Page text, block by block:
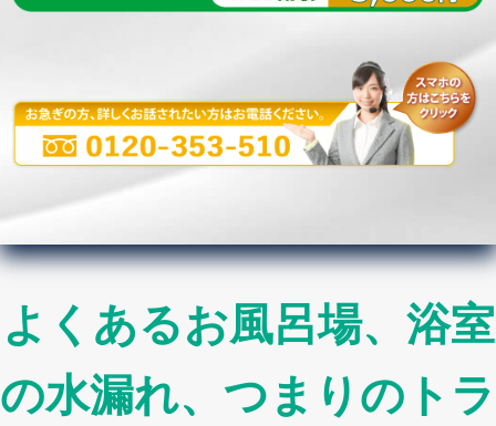
よくあるお風呂場、浴室
の水漏れ、つまりのトラ